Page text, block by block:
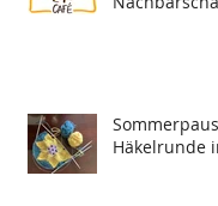
Häkelrunde